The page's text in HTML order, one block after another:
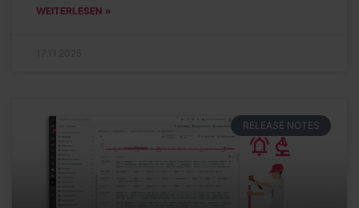
WEITERLESEN »
RELEASE NOTES